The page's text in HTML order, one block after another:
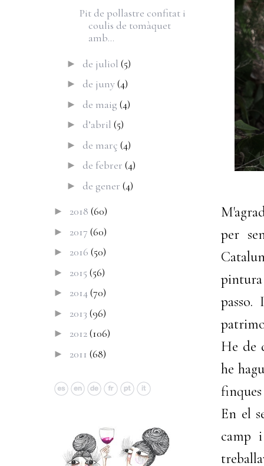
per
He de
he
En el
camp
Pit de pollastre confitat i
coulis de tomàquet
amb...
► de juliol (5)
► de juny(4)
► de maig (4)
► d’abril (5)
► de març (4)
► de febrer (4)
► de gener (4)
► 2018 (60)
► 2017 (60)
► 2016 (50)
► 2015 (56)
► 2014(70)
► 2013 (96)
► 2012(106)
► 2011 (68)